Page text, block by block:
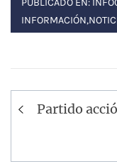
INFORMACIÓN,
Partido